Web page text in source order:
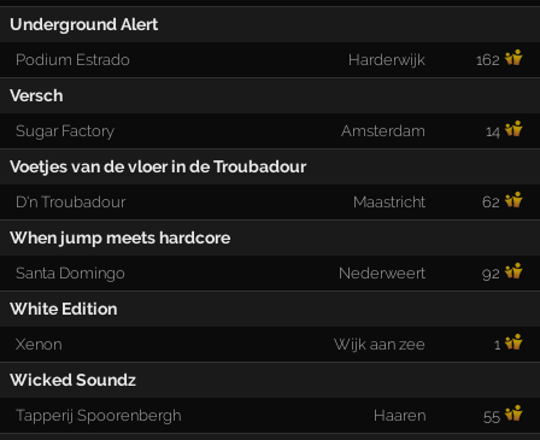
Underground Alert
Podium Estrado Harderwijk 162
Versch
Sugar Factory Amsterdam 14
Voetjes van de vloer in de Troubadour
D'n Troubadour Maastricht 62
When jump meets hardcore
Santa Domingo Nederweert 92
White Edition
Xenon Wijk aan zee 1
Wicked Soundz
Tapperij Spoorenbergh Haaren 55